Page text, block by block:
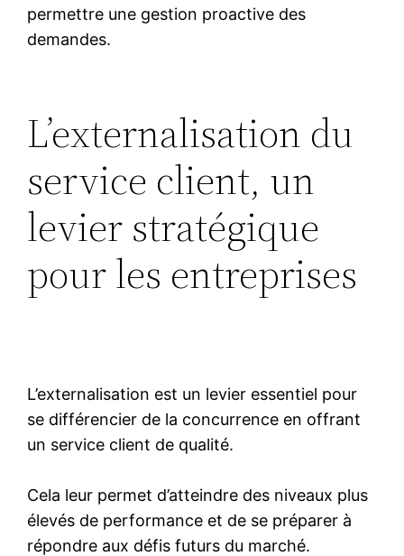
permettre une gestion proactive des
demandes.
L’externalisation du
service client, un
levier stratégique
pour les entreprises
L’externalisation est un levier essentiel pour
se différencier de la concurrence en offrant
un service client de qualité.
Cela leur permet d’atteindre des niveaux plus
élevés de performance et de se préparer à
répondre aux défis futurs du marché.